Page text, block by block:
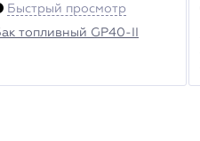
Быстрый просмотр
топливный GP40-II